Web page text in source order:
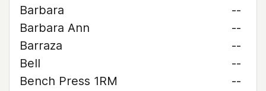
Barbara
--
Barbara Ann
--
Barraza
--
Bell
--
Bench Press 1RM
--